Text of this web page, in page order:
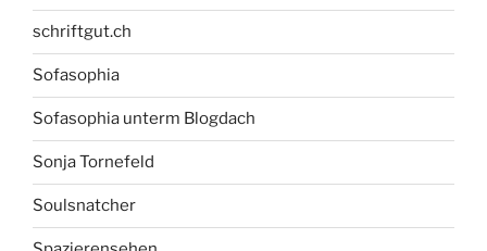
schriftgut.ch
Sofasophia
Sofasophia unterm Blogdach
Sonja Tornefeld
Soulsnatcher